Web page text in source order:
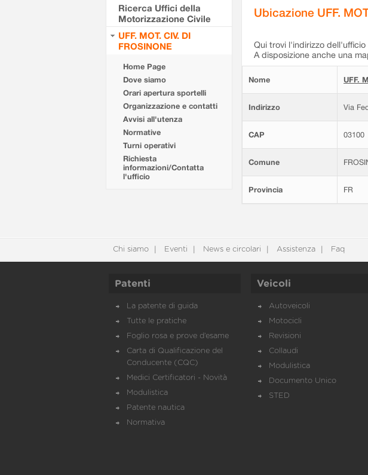
Ricerca Uffici della
Motorizzazione Civile
UFF. MOT. CIV. DI
FROSINONE
Home Page
Dove siamo
Orari apertura sportelli
Organizzazione e contatti
Avvisi all'utenza
Normative
Turni operativi
Richiesta
informazioni/Contatta
l'ufficio
Ubicazione UFF.
Qui trovi l'indirizzo dell'ufficio
A disposizione anche una
Nome UFF.
Indirizzo Via
CAP 03100
Comune
Provincia FR
Chi siamo Eventi News e circolari Assistenza Faq
Patenti
La patente di guida
Tutte le pratiche
Foglio rosa e prove d’esame
Carta di Qualificazione del
Conducente (CQC)
Medici Certificatori - Novità
Modulistica
Patente nautica
Normativa
Veicoli
Autoveicoli
Motocicli
Revisioni
Collaudi
Modulistica
Documento Unico
STED